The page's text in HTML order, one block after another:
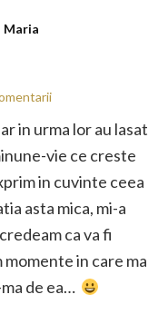
Maria
in urma lor au lasat
vie ce creste
in cuvinte ceea
asta mica, mi-a
ca va fi
momente in care ma
de ea…